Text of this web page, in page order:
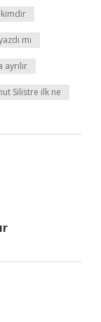
kimdir
mı
Silistre ilk ne